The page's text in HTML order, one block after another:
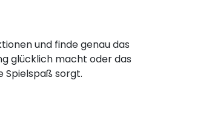
und finde genau das
glücklich macht oder das
Spielspaß sorgt.